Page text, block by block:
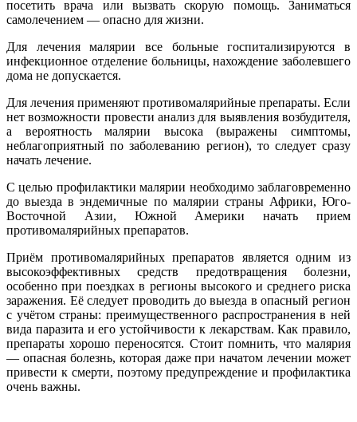
посетить врача или вызвать скорую помощь. Заниматься
самолечением — опасно для жизни.
Для лечения малярии все больные госпитализируются в
инфекционное отделение больницы, нахождение заболевшего
дома не допускается.
Для лечения применяют противомалярийные препараты. Если
нет возможности провести анализ для выявления возбудителя,
а вероятность малярии высока (выражены симптомы,
неблагоприятный по заболеванию регион), то следует сразу
начать лечение.
С целью профилактики малярии необходимо заблаговременно
до выезда в эндемичные по малярии страны Африки, Юго-
Восточной Азии, Южной Америки начать прием
противомалярийных препаратов.
Приём противомалярийных препаратов является одним из
высокоэффективных средств предотвращения болезни,
особенно при поездках в регионы высокого и среднего риска
заражения. Её следует проводить до выезда в опасный регион
с учётом страны: преимущественного распространения в ней
вида паразита и его устойчивости к лекарствам. Как правило,
препараты хорошо переносятся. Стоит помнить, что малярия
— опасная болезнь, которая даже при начатом лечении может
привести к смерти, поэтому предупреждение и профилактика
очень важны.